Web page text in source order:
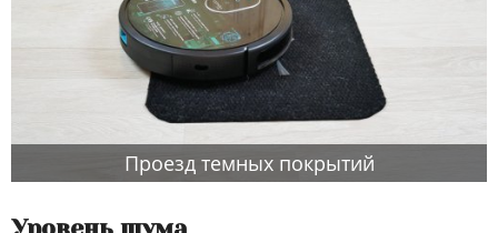
Проезд темных покрытий